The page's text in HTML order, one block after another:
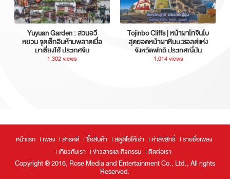
Yuyuan Garden : สวนอวี้
หยวน จุดเช็กอินห้ามพลาดเมื่อ
มาเซี่ยงไฮ้ ประเทศจีน
1,302 views
Tojinbo Cliffs | หน้าผาโทจินโบ
สุดยอดหน้าผาหินบะซอลต์แห่ง
จังหวัดฟุกุอิ ประเทศญี่ปุ่น
1,014 views
หน้าแรก เพลง สารคดี ซื้อสินค้า สตูดิโอให้เช่า ค่าลิขสิทธิ์
รายชื่อเพลง
เกี่ยวกับเรา
ข่าวสารและกิจกรรม ติดต่อเรา
Copyright ® 2016, Rose Media and Entertainment Co., Ltd., All rights
Reserved.